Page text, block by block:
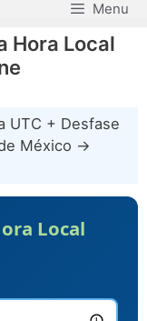
Menu
Hora Local
UTC + Desfase
México →
Local